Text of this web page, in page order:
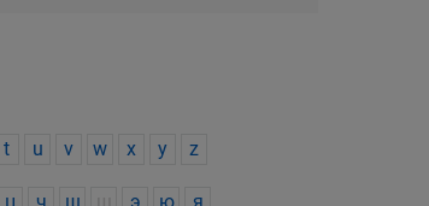
t u v w x y z